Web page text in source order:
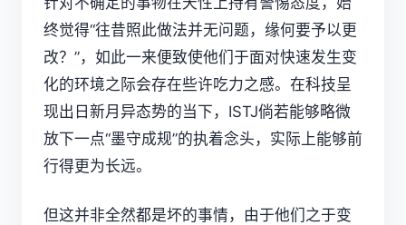
终觉得“往昔照此做法并无问题，缘何要予以更
改？”，如此一来便致使他们于面对快速发生变
化的环境之际会存在些许吃力之感。在科技呈
现出日新月异态势的当下，ISTJ倘若能够略微
放下一点“墨守成规”的执着念头，实际上能够前
行得更为长远。
但这并非全然都是坏的事情，由于他们之于变